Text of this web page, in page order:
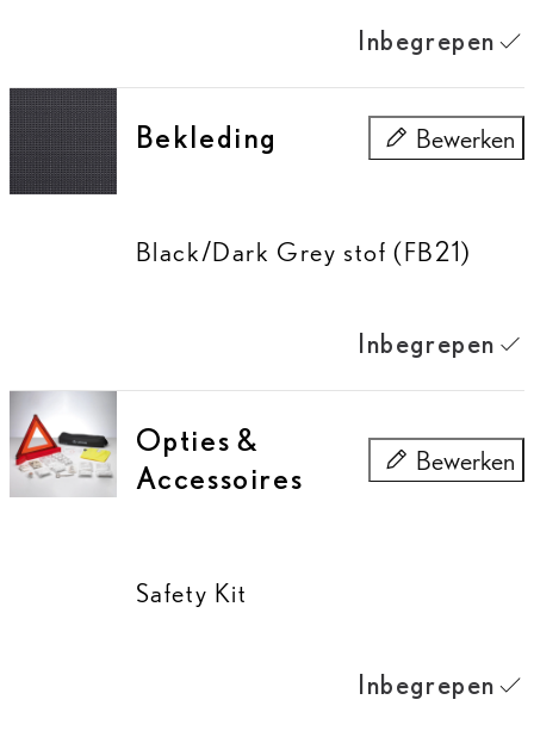
Inbegrepen
Bekleding Bewerken
Bekleding
Black/Dark Grey stof (FB21)
Inbegrepen
Opties &
Accessoires
Bewerken
Opties &
Safety Kit
Inbegrepen